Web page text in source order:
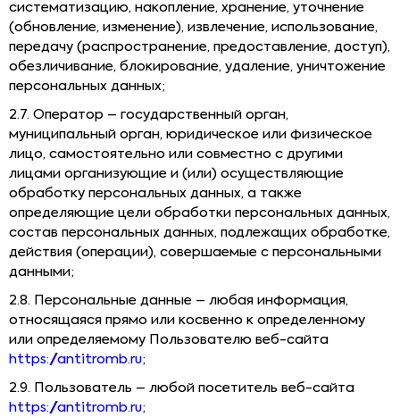
систематизацию, накопление, хранение, уточнение
(обновление, изменение), извлечение, использование,
передачу (распространение, предоставление, доступ),
обезличивание, блокирование, удаление, уничтожение
персональных данных;
2.7. Оператор – государственный орган,
муниципальный орган, юридическое или физическое
лицо, самостоятельно или совместно с другими
лицами организующие и (или) осуществляющие
обработку персональных данных, а также
определяющие цели обработки персональных данных,
состав персональных данных, подлежащих обработке,
действия (операции), совершаемые с персональными
данными;
2.8. Персональные данные – любая информация,
относящаяся прямо или косвенно к определенному
или определяемому Пользователю веб-сайта
https://antitromb.ru;
2.9. Пользователь – любой посетитель веб-сайта
https://antitromb.ru;